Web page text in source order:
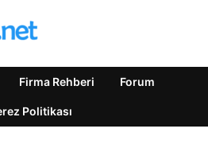
Firma Rehberi Forum
Politikası